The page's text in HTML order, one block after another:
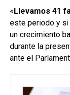
«Llevamos 41
este periodo y si
un crecimiento
durante la
ante el